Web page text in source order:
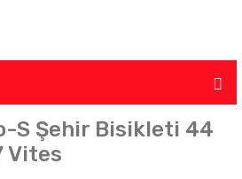
S Şehir Bisikleti 44
Vites